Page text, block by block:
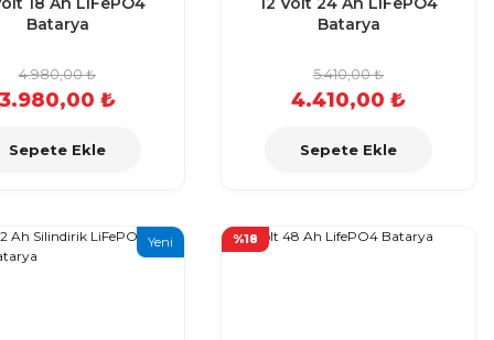
Batarya
4.980,00 ₺
3.980,00 ₺
Sepete Ekle
Batarya
5.410,00 ₺
4.410,00 ₺
Sepete Ekle
Yeni %18